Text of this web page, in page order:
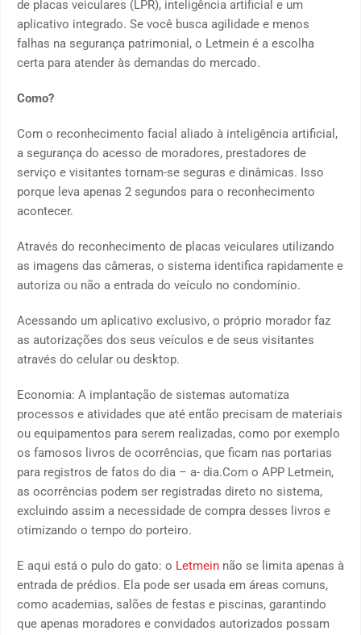
de placas veiculares (LPR), inteligência artificial e um
aplicativo integrado. Se você busca agilidade e menos
falhas na segurança patrimonial, o Letmein é a escolha
certa para atender às demandas do mercado.
Como?
Com o reconhecimento facial aliado à inteligência artificial,
a segurança do acesso de moradores, prestadores de
serviço e visitantes tornam-se seguras e dinâmicas. Isso
porque leva apenas 2 segundos para o reconhecimento
acontecer.
Através do reconhecimento de placas veiculares utilizando
as imagens das câmeras, o sistema identifica rapidamente e
autoriza ou não a entrada do veículo no condomínio.
Acessando um aplicativo exclusivo, o próprio morador faz
as autorizações dos seus veículos e de seus visitantes
através do celular ou desktop.
Economia: A implantação de sistemas automatiza
processos e atividades que até então precisam de materiais
ou equipamentos para serem realizadas, como por exemplo
os famosos livros de ocorrências, que ficam nas portarias
para registros de fatos do dia – a- dia.Com o APP Letmein,
as ocorrências podem ser registradas direto no sistema,
excluindo assim a necessidade de compra desses livros e
otimizando o tempo do porteiro.
E aqui está o pulo do gato: o Letmein não se limita apenas à
entrada de prédios. Ela pode ser usada em áreas comuns,
como academias, salões de festas e piscinas, garantindo
que apenas moradores e convidados autorizados possam